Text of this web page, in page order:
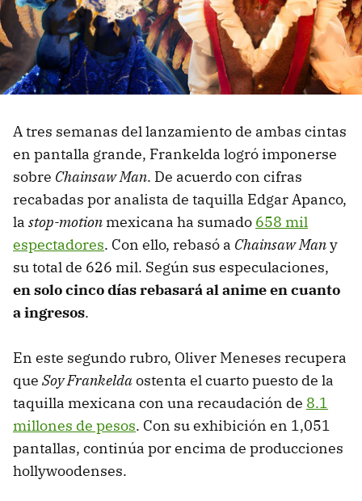
A tres semanas del lanzamiento de ambas cintas
en pantalla grande, Frankelda logró imponerse
sobre Chainsaw Man. De acuerdo con cifras
recabadas por analista de taquilla Edgar Apanco,
la stop-motion mexicana ha sumado 658 mil
espectadores. Con ello, rebasó a Chainsaw Many
su total de 626 mil. Según sus especulaciones,
en solo cinco días rebasará al anime en cuanto
a ingresos.
En este segundo rubro, Oliver Meneses recupera
que Soy Frankeldaostenta el cuarto puesto de la
taquilla mexicana con una recaudación de 8.1
millones de pesos. Con su exhibición en 1,051
pantallas, continúa por encima de producciones
hollywoodenses.